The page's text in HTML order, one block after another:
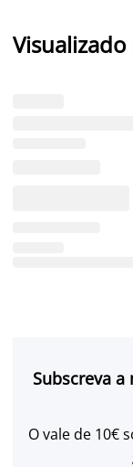
Subscreva
O vale de 10€